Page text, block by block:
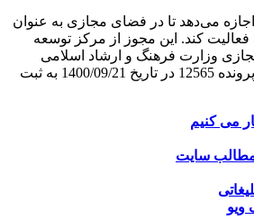
می‌دهد تا در فضای مجازی به عنوان
کند. این مجوز از مرکز توسعه
وزارت فرهنگ و ارشاد اسلامی
دریافت شده و با شماره پرونده 12565 در تاریخ 1400/09/21 به ثبت
کنیم
سایت